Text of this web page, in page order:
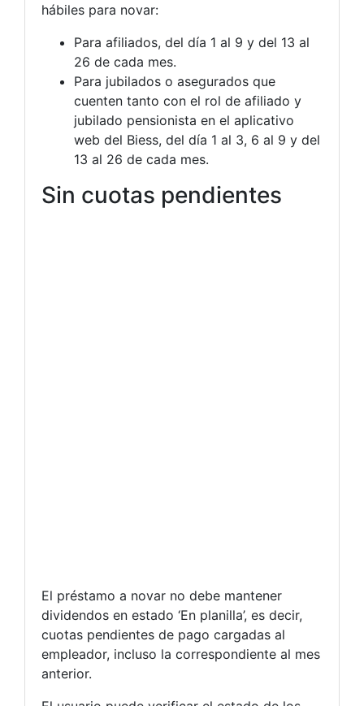
hábiles para novar:
Para afiliados, del día 1 al 9 y del 13 al
26 de cada mes.
Para jubilados o asegurados que
cuenten tanto con el rol de afiliado y
jubilado pensionista en el aplicativo
web del Biess, del día 1 al 3, 6 al 9 y del
13 al 26 de cada mes.
Sin cuotas pendientes
El préstamo a novar no debe mantener
dividendos en estado ‘En planilla’, es decir,
cuotas pendientes de pago cargadas al
empleador, incluso la correspondiente al mes
anterior.